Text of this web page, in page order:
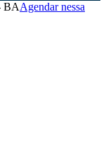
BAAgendar nessa